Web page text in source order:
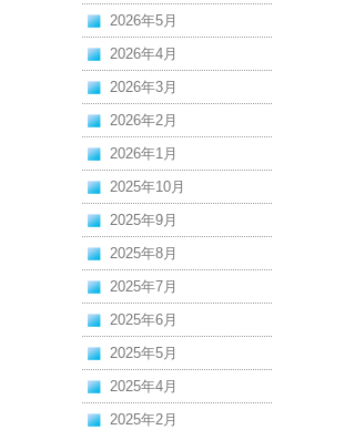
2026年5月
2026年4月
2026年3月
2026年2月
2026年1月
2025年10月
2025年9月
2025年8月
2025年7月
2025年6月
2025年5月
2025年4月
2025年2月